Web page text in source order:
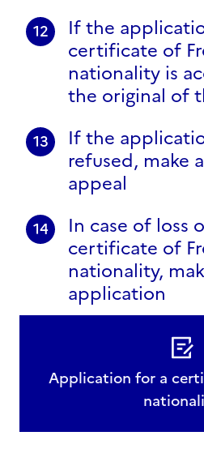
12
If the
certificate of
nationality is
the original of
13
If the
refused, make
appeal
14
In case of loss
certificate of
nationality,
application
Application for a